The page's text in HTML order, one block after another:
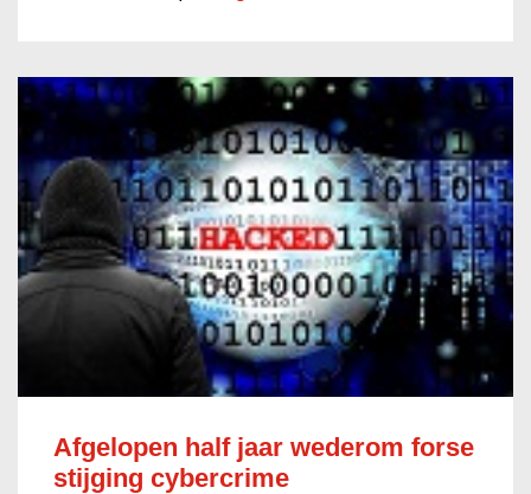
Afgelopen half jaar wederom forse
stijging cybercrime